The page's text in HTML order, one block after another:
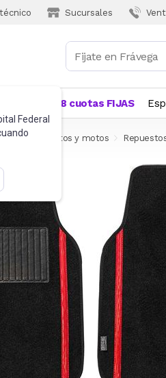
Sucursales
Federal
18 cuotas FIJAS
para autos y motos